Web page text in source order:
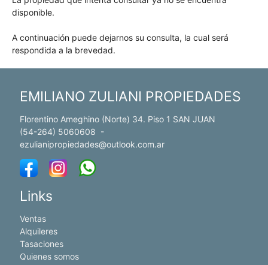
disponible.
A continuación puede dejarnos su consulta, la cual será
respondida a la brevedad.
EMILIANO ZULIANI PROPIEDADES
Florentino Ameghino (Norte) 34. Piso 1 SAN JUAN
(54-264) 5060608 -
ezulianipropiedades@outlook.com.ar
Links
Ventas
Alquileres
Tasaciones
Quienes somos